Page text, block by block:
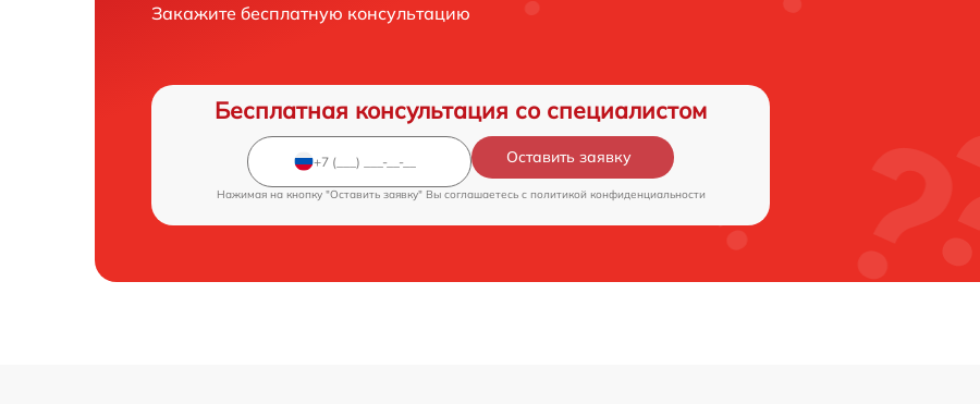
Закажите бесплатную консультацию
Бесплатная консультация со специалистом
Оставить заявку
Нажимая на кнопку "Оставить заявку" Вы соглашаетесь c политикой конфиденциальности